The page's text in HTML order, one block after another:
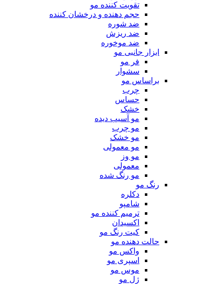
تقویت کننده مو
حجم دهنده و درخشان کننده
ضد شوره
ضد ریزش
ضد موخوره
ابزار جانبی مو
فر مو
سشوار
براساس مو
چرب
حساس
خشک
مو آسیب دیده
مو چرب
مو خشک
مو معمولی
مو وز
معمولی
مو رنگ شده
رنگ مو
دکلره
شامپو
ترمیم کننده مو
اکسیدان
کیت رنگ مو
حالت دهنده مو
واکس مو
اسپری مو
موس مو
ژل مو